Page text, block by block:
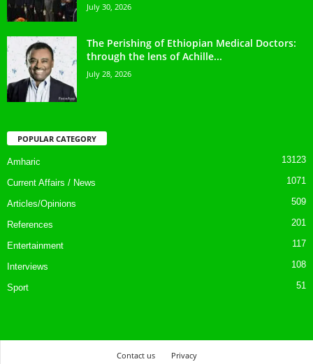
July 30, 2026
The Perishing of Ethiopian Medical Doctors:
through the lens of Achille...
July 28, 2026
POPULAR CATEGORY
Amharic 13123
Current Affairs / News 1071
Articles/Opinions 509
References 201
Entertainment 117
Interviews 108
Sport 51
Contact us Privacy